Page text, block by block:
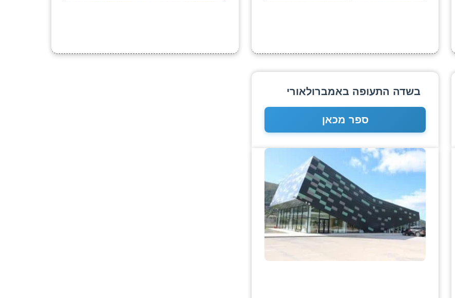
בשדה התעופה באמברולאורי
ספר מכאן